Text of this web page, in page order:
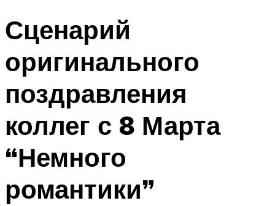
Сценарий
оригинального
поздравления
коллег с 8 Марта
“Немного
романтики”